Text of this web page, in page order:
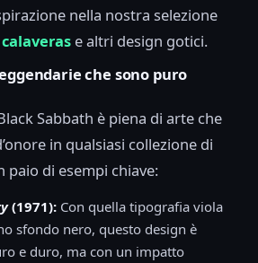
nella nostra selezione
e altri design gotici.
che sono puro
Sabbath è piena di arte che
in qualsiasi collezione di
paio di esempi chiave:
(1971): Con quella tipografia viola
sfondo nero, questo design è
e duro, ma con un impatto